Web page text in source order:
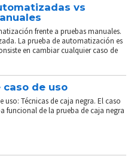
vs
frente a pruebas manuales.
La prueba de automatización es
en cambiar cualquier caso de
caso de uso
uso: Técnicas de caja negra. El caso
funcional de la prueba de caja negra